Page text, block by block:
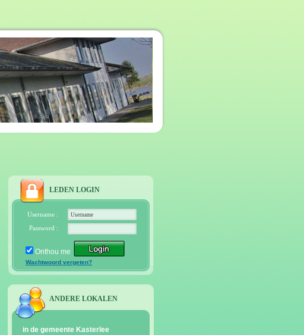
LEDEN LOGIN
Username :
Password :
Onthou me
Wachtwoord vergeten?
ANDERE LOKALEN
in de gemeente Kasterlee